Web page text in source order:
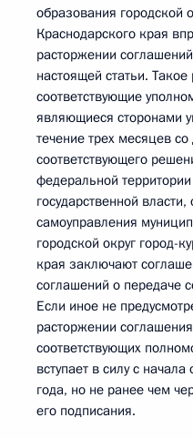
образования городской
Краснодарского края
расторжении
настоящей статьи.
соответствующие
являющиеся сторонами
течение трех месяцев со
соответствующего
федеральной
государственной
самоуправления
городской округ город-
края заключают
соглашений о передаче
Если иное не
расторжении
соответствующих
вступает в силу с
года, но не ранее чем
его подписания.